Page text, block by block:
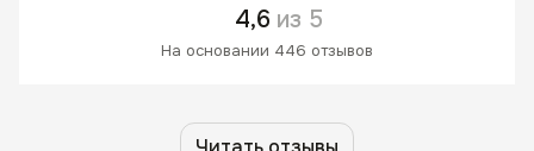
4,6 из 5
На основании 446 отзывов